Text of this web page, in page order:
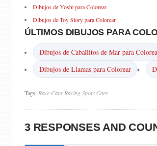
Dibujos de Yoshi para Colorear
Dibujos de Toy Story para Colorear
ÚLTIMOS DIBUJOS PARA
Dibujos de Caballitos de Mar para
Dibujos de Llamas para Colorear
Tags: Race Cars RacingSport Cars
3 RESPONSES AND